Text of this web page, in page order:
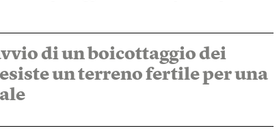
di un boicottaggio dei
un terreno fertile per una